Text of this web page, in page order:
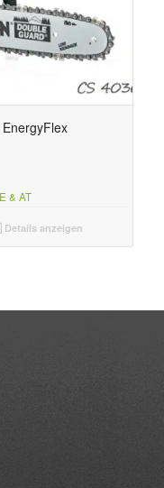
& AT
Details anzeigen